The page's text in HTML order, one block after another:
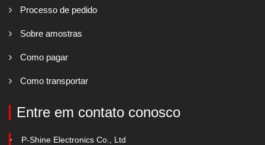
Processo de pedido
Sobre amostras
Como pagar
Como transportar
Entre em contato conosco
P-Shine Electronics Co., Ltd